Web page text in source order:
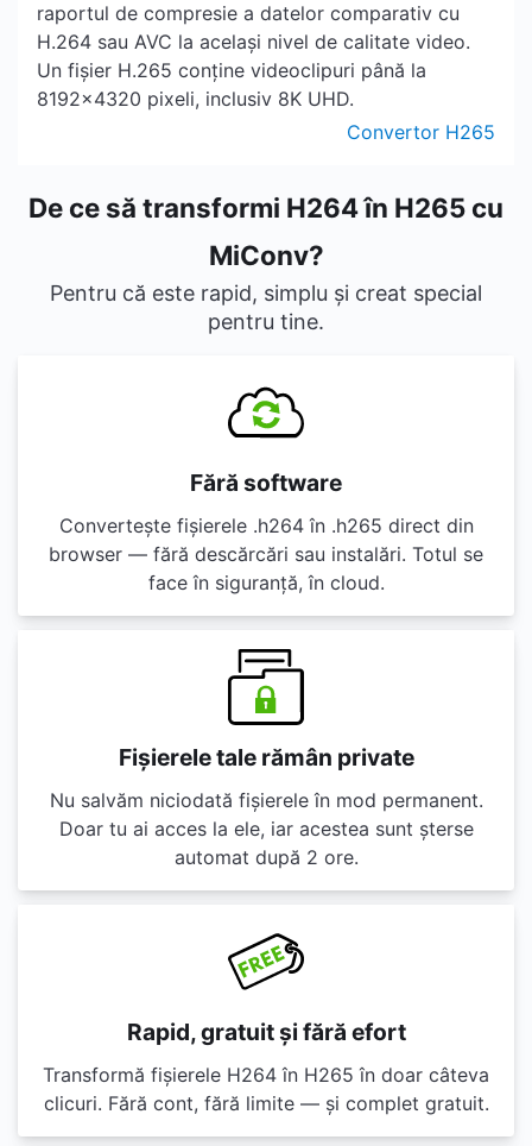
raportul de compresie a datelor comparativ cu
H.264 sau AVC la același nivel de calitate video.
Un fișier H.265 conține videoclipuri până la
8192x4320 pixeli, inclusiv 8K UHD.
Convertor H265
De ce să transformi H264 în H265 cu
MiConv?
Pentru că este rapid, simplu și creat special
pentru tine.
Fără software
Convertește fișierele .h264 în .h265 direct din
browser — fără descărcări sau instalări. Totul se
face în siguranță, în cloud.
Fișierele tale rămân private
Nu salvăm niciodată fișierele în mod permanent.
Doar tu ai acces la ele, iar acestea sunt șterse
automat după 2 ore.
Rapid, gratuit și fără efort
Transformă fișierele H264 în H265 în doar câteva
clicuri. Fără cont, fără limite — și complet gratuit.